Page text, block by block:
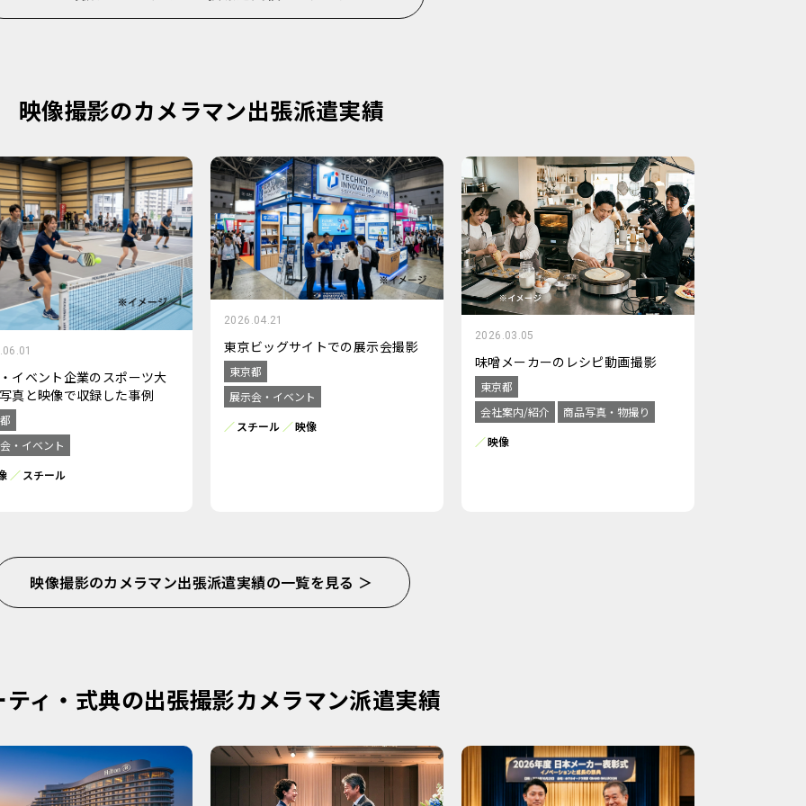
映像撮影のカメラマン出張派遣実績
イベント企業のスポーツ大
真と映像で収録した事例
・イベント
スチール
2026.04.21
東京ビッグサイトでの展示会撮影
東京都
展示会・イベント
スチール
映像
2026.03.05
味噌メーカーのレシピ動画撮影
東京都
会社案内/紹介
商品写真・物撮り
映像
映像撮影のカメラマン出張派遣実績の一覧を見る ＞
ティ・式典の出張撮影カメラマン派遣実績